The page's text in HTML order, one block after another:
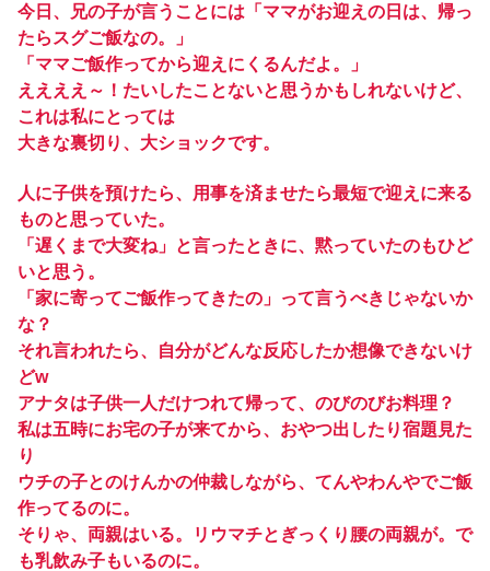
今日、兄の子が言うことには「ママがお迎えの日は、帰っ
たらスグご飯なの。」
「ママご飯作ってから迎えにくるんだよ。」
ええええ～！たいしたことないと思うかもしれないけど、
これは私にとっては
大きな裏切り、大ショックです。
人に子供を預けたら、用事を済ませたら最短で迎えに来る
ものと思っていた。
「遅くまで大変ね」と言ったときに、黙っていたのもひど
いと思う。
「家に寄ってご飯作ってきたの」って言うべきじゃないか
な？
それ言われたら、自分がどんな反応したか想像できないけ
どw
アナタは子供一人だけつれて帰って、のびのびお料理？
私は五時にお宅の子が来てから、おやつ出したり宿題見た
り
ウチの子とのけんかの仲裁しながら、てんやわんやでご飯
作ってるのに。
そりゃ、両親はいる。リウマチとぎっくり腰の両親が。で
も乳飲み子もいるのに。